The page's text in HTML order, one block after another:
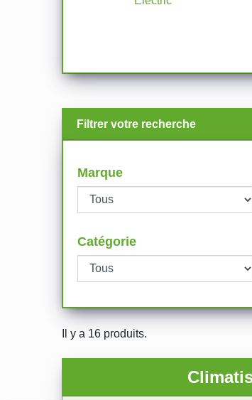
Filtrer votre recherche
Marque
Catégorie
Il y a 16 produits.